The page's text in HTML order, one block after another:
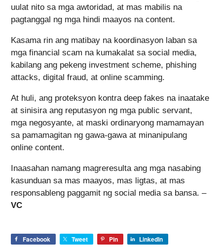
uulat nito sa mga awtoridad, at mas mabilis na
pagtanggal ng mga hindi maayos na content.
Kasama rin ang matibay na koordinasyon laban sa
mga financial scam na kumakalat sa social media,
kabilang ang pekeng investment scheme, phishing
attacks, digital fraud, at online scamming.
At huli, ang proteksyon kontra deep fakes na inaatake
at sinisira ang reputasyon ng mga public servant,
mga negosyante, at maski ordinaryong mamamayan
sa pamamagitan ng gawa-gawa at minanipulang
online content.
Inaasahan namang magreresulta ang mga nasabing
kasunduan sa mas maayos, mas ligtas, at mas
responsableng paggamit ng social media sa bansa. –
VC
Facebook Tweet Pin LinkedIn